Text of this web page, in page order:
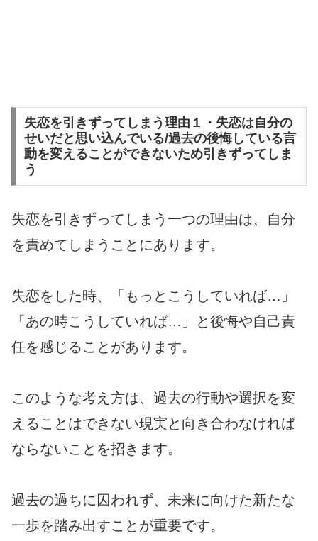
失恋を引きずってしまう理由１・失恋は自分の
せいだと思い込んでいる/過去の後悔している言
動を変えることができないため引きずってしま
う
失恋を引きずってしまう一つの理由は、自分
を責めてしまうことにあります。
失恋をした時、「もっとこうしていれば…」
「あの時こうしていれば…」と後悔や自己責
任を感じることがあります。
このような考え方は、過去の行動や選択を変
えることはできない現実と向き合わなければ
ならないことを招きます。
過去の過ちに囚われず、未来に向けた新たな
一歩を踏み出すことが重要です。